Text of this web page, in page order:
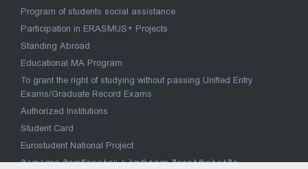
Program of students social assistance
Participation in ERASMUS+ Projects
Standing Abroad
Educational MA Program
To grant the right of studying without passing Unified Entry
Exams/Graduate Record Exams
Authorized Institutions
Student Card
Eurostudent National Project
მაღალი მიღწევების სპორტულ შეჯიბრებებში